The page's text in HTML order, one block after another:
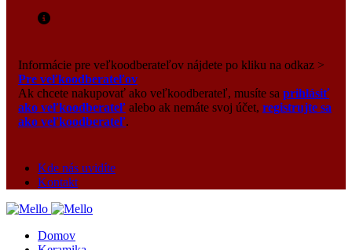
Informácie pre veľkoodberateľov nájdete po kliku na odkaz >
Pre veľkoodberateľov
Ak chcete nakupovať ako veľkoodberateľ, musíte sa prihlásiť
ako veľkoodberateľ alebo ak nemáte svoj účet, registrujte sa
ako veľkoodberateľ.
Kde nás uvidíte
Kontakt
Domov